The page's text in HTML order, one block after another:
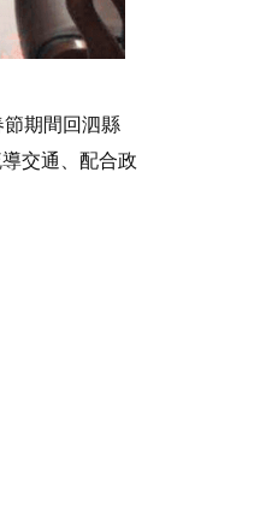
期間回泗縣
交通、配合政